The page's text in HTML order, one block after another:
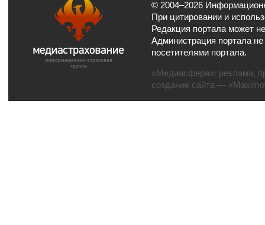
© 2004–2026
При цитировании и
Редакция портала может
Администрация портала
посетителями портала.
«Медиасфера»: реклама,
создание сайта —